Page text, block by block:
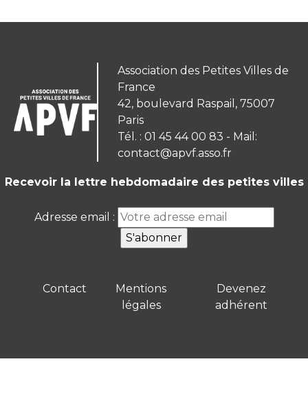
Association des Petites Villes de
France
42, boulevard Raspail, 75007
Paris
Tél. : 01 45 44 00 83 - Mail:
contact@apvf.asso.fr
Recevoir la lettre hebdomadaire des petites villes
Adresse email :
Contact
Mentions
légales
Devenez
adhérent